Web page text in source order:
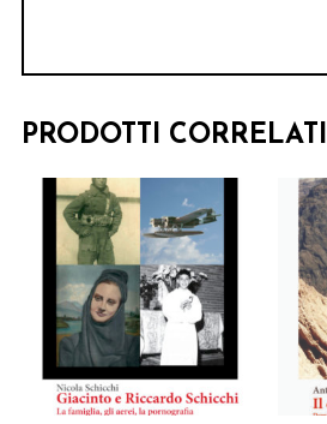
PRODOTTI CORRELATI